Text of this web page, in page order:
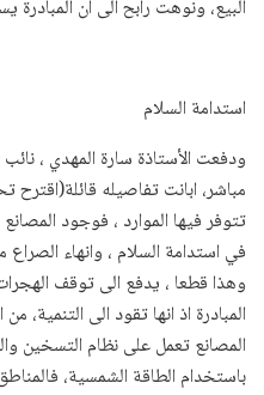
البيع، ونوهت رابح الى ان المبادرة
استدامة السلام
ودفعت الأستاذة سارة المهدي ،
مباشر، ابانت تفاصيله قائلة(اقترح
تتوفر فيها الموارد ، فوجود
في استدامة السلام ، وانهاء الصراع
وهذا قطعا ، يدفع الى توقف
المبادرة اذ انها تقود الى
المصانع تعمل على نظام التسخين
باستخدام الطاقة الشمسية،